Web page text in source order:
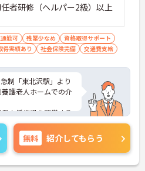
者研修（ヘルパー2級）以上
勤可 残業少なめ
資格取得サポート
得実績あり 社会保険完備 交通費支給
制「東北沢駅」より
護老人ホームでの介
支援施設を運営する
。
い合わせ下さい。
無料 紹介してもらう